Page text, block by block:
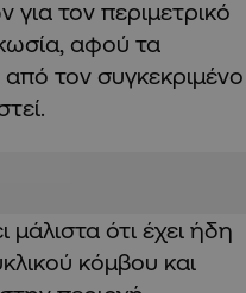
τον περιμετρικό
αφού τα
από τον συγκεκριμένο
ότι έχει ήδη
κόμβου και